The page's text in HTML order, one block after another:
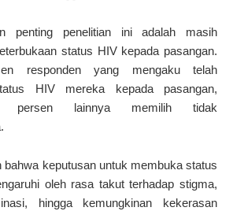
penting penelitian ini adalah masih
status HIV kepada pasangan.
responden yang mengaku telah
HIV mereka kepada pasangan,
persen lainnya memilih tidak
bahwa keputusan untuk membuka status
oleh rasa takut terhadap stigma,
hingga kemungkinan kekerasan